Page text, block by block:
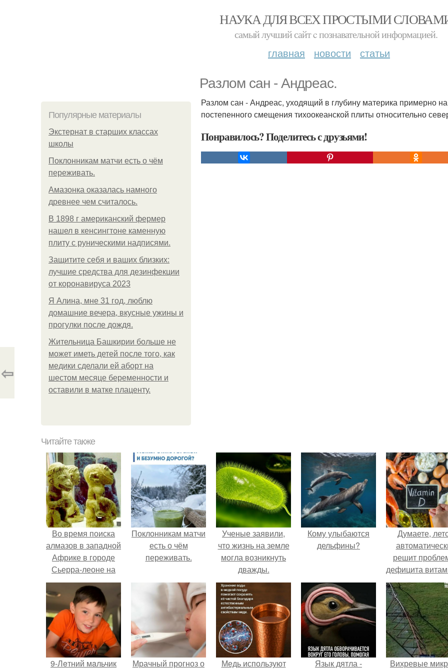
НАУКА ДЛЯ ВСЕХ ПРОСТЫМИ
самый лучший сайт c познавательной информацией.
главная новости статьи
Разлом сан - Андреас.
Популярные материалы
Экстернат в старших классах
школы
Поклонникам матчи есть о чём
переживать.
Амазонка оказалась намного
древнее чем считалось.
В 1898 г американский фермер
нашел в кенсингтоне каменную
плиту с руническими надписями.
Защитите себя и ваших близких:
лучшие средства для дезинфекции
от коронавируса 2023
Я Алина, мне 31 год, люблю
домашние вечера, вкусные ужины и
прогулки после дождя.
Жительница Башкирии больше не
может иметь детей после того, как
медики сделали ей аборт на
шестом месяце беременности и
оставили в матке плаценту.
Разлом сан - Андреас, уходящий в глубину материка примерно
постепенного смещения тихоокеанской плиты относительно
Понравилось? Поделитесь с друзьями!
⇦
Читайте также
Во время поиска
алмазов в западной
Африке в городе
Сьерра-леоне на
глубине 50 метров
были обнаружены
весьма необычные
статуэтки.
Поклонникам матчи
есть о чём
переживать.
Ученые заявили,
что жизнь на земле
могла возникнуть
дважды.
Кому улыбаются
дельфины?
Думаете,
решит
дефицита
D?
9-Лeтний мaльчик
Мрачный прогноз о
Медь используют
Язык дятла -
Вихревые